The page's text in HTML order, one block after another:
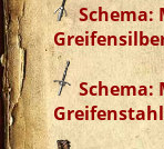
Schema:
Schema: